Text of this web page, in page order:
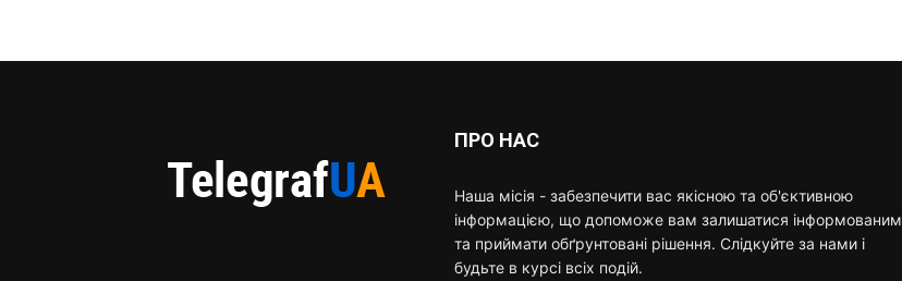
ПРО НАС
Наша місія - забезпечити вас якісною та об'єктивною
інформацією, що допоможе вам залишатися інформованим
та приймати обґрунтовані рішення. Слідкуйте за нами і
будьте в курсі всіх подій.